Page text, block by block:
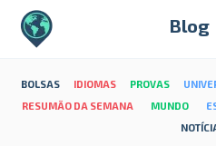
Blog
BOLSAS IDIOMAS PROVAS
RESUMÃO DA SEMANA
MUNDO